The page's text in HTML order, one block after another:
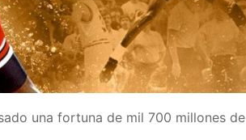
una fortuna de mil 700 millones de